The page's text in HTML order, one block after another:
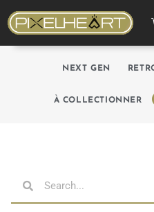
NEXT GEN
À COLLECTIONNER